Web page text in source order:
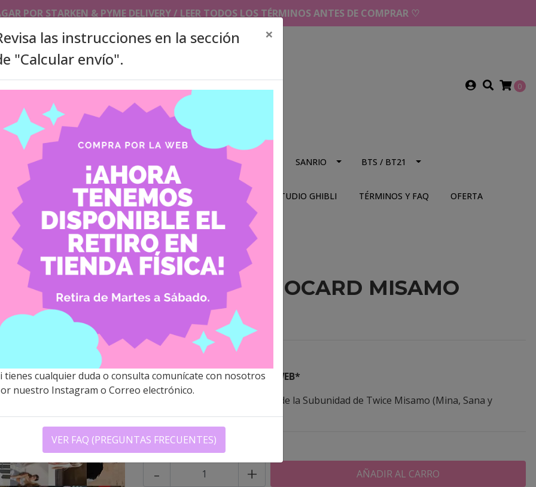
POR STARKEN & PYME DELIVERY / LEER TODOS LOS TÉRMINOS ANTES DE COMPRAR ♡
0
SLEEVES/TOPLOADERS PHOTOCARDS HOLDER/ KEYCHAINS SANRIO BTS / BT21
ITA BAGS ACCESORIOS PRODUCTOS A PEDIDO STUDIO GHIBLI TÉRMINOS Y FAQ OFERTA
TWICE - LOMOCARD MISAMO
$7.500 CLP
*MODELO EXCLUSIVO DE LA WEB*
La caja contiene 55 lomocards de la Subunidad de Twice Misamo (Mina, Sana y
Momo).
Cantidad
+
-
las instrucciones en la sección
"Calcular envío".
×
tienes cualquier duda o consulta comunícate con nosotros
nuestro Instagram o Correo electrónico.
VER FAQ (PREGUNTAS FRECUENTES)